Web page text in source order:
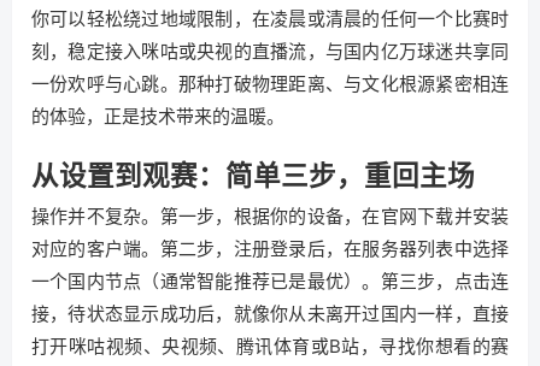
你可以轻松绕过地域限制，在凌晨或清晨的任何一个比赛时
刻，稳定接入咪咕或央视的直播流，与国内亿万球迷共享同
一份欢呼与心跳。那种打破物理距离、与文化根源紧密相连
的体验，正是技术带来的温暖。
从设置到观赛：简单三步，重回主场
操作并不复杂。第一步，根据你的设备，在官网下载并安装
对应的客户端。第二步，注册登录后，在服务器列表中选择
一个国内节点（通常智能推荐已是最优）。第三步，点击连
接，待状态显示成功后，就像你从未离开过国内一样，直接
打开咪咕视频、央视频、腾讯体育或B站，寻找你想看的赛